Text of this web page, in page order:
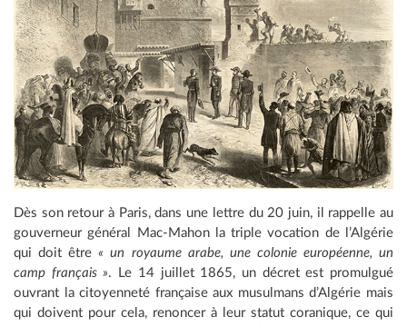
Dès son retour à Paris, dans une lettre du 20 juin, il rappelle au
gouverneur général Mac-Mahon la triple vocation de l’Algérie
qui doit être« un royaume arabe, une colonie européenne, un
camp français ». Le 14 juillet 1865, un décret est promulgué
ouvrant la citoyenneté française aux musulmans d’Algérie mais
qui doivent pour cela, renoncer à leur statut coranique, ce qui